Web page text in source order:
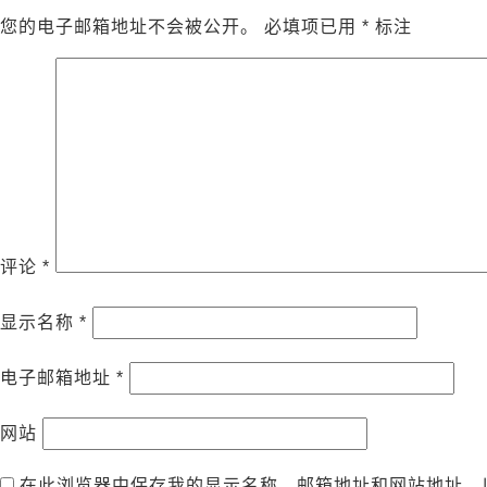
您的电子邮箱地址不会被公开。 必填项已用 * 标注
评论 *
显示名称 *
电子邮箱地址 *
网站